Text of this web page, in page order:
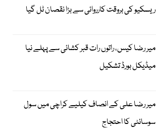
ریسکیو کی بروقت کارروائی سے بڑا نقصان ٹل گیا
میر رضا کیس، راتوں رات قبر کشائی سے پہلے نیا
میڈیکل بورڈ تشکیل
میر رضا علی کے انصاف کیلیے کراچی میں سول
سوسائٹی کا احتجاج